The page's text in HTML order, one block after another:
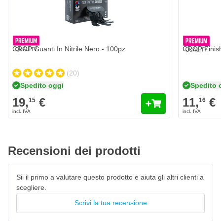
Max. 150mm per superfici trattate di grandi dimensioni
Cavo PUR da 6 metri per maggiore libertà di movimento
Circa 72 dB(A) - progettato per un lavoro confortevole
Impugnature SoftGrip per un controllo preciso
Elettronica a microprocessore con velocità costante
Protezione da sovraccarico e riavvio integrati
Aggiungi al Carrello
CROP Guanti In Nitrile Nero - 100pz
(20)
Spedito oggi
19,15 €
CROP
Spedito
11,16 €
Recensioni dei prodotti
Sii il primo a valutare questo prodotto e aiuta gli altri clienti a
scegliere.
Scrivi la tua recensione